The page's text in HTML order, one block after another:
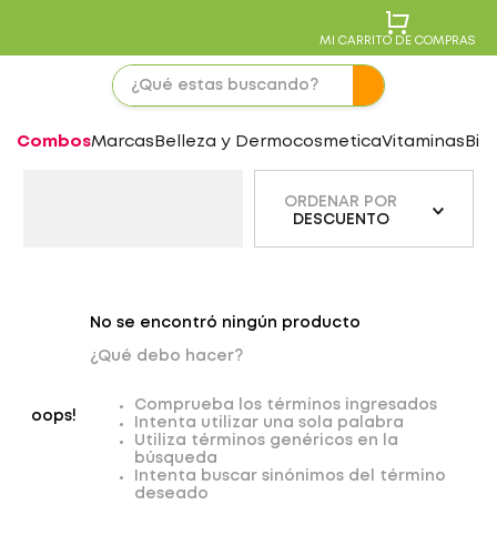
MI CARRITO DE COMPRAS
CombosMarcas Belleza y DermocosmeticaVitaminas
ORDENAR POR
DESCUENTO
oops!
No se encontró ningún producto
¿Qué debo hacer?
Comprueba los términos ingresados
Intenta utilizar una sola palabra
Utiliza términos genéricos en la
búsqueda
Intenta buscar sinónimos del término
deseado